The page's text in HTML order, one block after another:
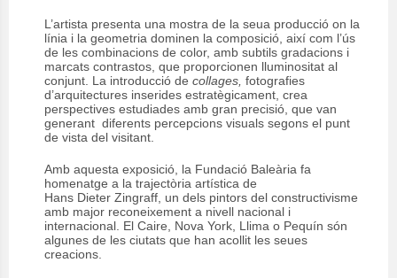
L’artista presenta una mostra de la seua producció on la
línia i la geometria dominen la composició, així com l’ús
de les combinacions de color, amb subtils gradacions i
marcats contrastos, que proporcionen lluminositat al
conjunt. La introducció de collages, fotografies
d’arquitectures inserides estratègicament, crea
perspectives estudiades amb gran precisió, que van
generant diferents percepcions visuals segons el punt
de vista del visitant.
Amb aquesta exposició, la Fundació Baleària fa
homenatge a la trajectòria artística de
Hans Dieter Zingraff, un dels pintors del constructivisme
amb major reconeixement a nivell nacional i
internacional. El Caire, Nova York, Llima o Pequín són
algunes de les ciutats que han acollit les seues
creacions.